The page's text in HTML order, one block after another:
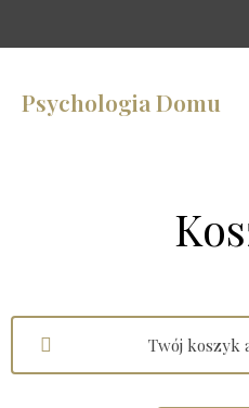
Psychologia Domu
Twój koszyk